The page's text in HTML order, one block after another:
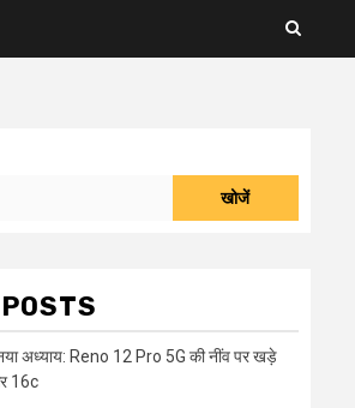
खोजें
नया अध्याय: Reno 12 Pro 5G की नींव पर खड़े
16c